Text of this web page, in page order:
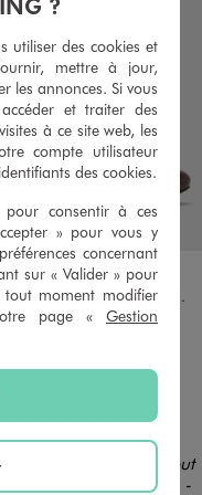
en 2 coloris
NOIR STANDARD
ROUGE FONCE
VALENTINA BALDA
vernies avec noeud femme - Valentina Baldano
17,99 €
utiliser des cookies et
mettre à jour,
les annonces. Si vous
et traiter des
à ce site web, les
compte utilisateur
des cookies.
consentir à ces
» pour vous y
concernant
sur « Valider » pour
moment modifier
page « Gestion